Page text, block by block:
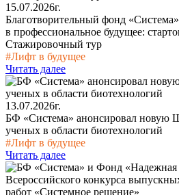
15.07.2026г.
Благотворительный фонд
в профессиональное будущее:
Стажировочный тур
#Лифт в будущее
Читать далее
13.07.2026г.
БФ «Система» анонсировал новую
ученых в области биотехнологий
#Лифт в будущее
Читать далее